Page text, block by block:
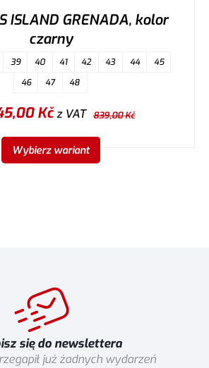
ISLAND GRENADA, kolor
czarny
39 40 41 42 43 44
45
46
47 48
Kčz VAT 839,00Kč
Wybierz wariant
się do newslettera
już żadnych wydarzeń